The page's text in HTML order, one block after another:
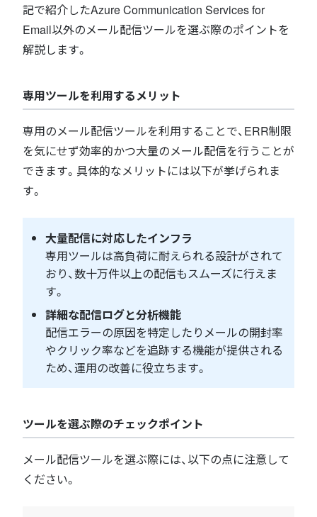
記で紹介したAzure Communication Services for
Email以外のメール配信ツールを選ぶ際のポイントを
解説します。
専用ツールを利用するメリット
専用のメール配信ツールを利用することで、ERR制限
を気にせず効率的かつ大量のメール配信を行うことが
できます。具体的なメリットには以下が挙げられま
す。
大量配信に対応したインフラ
専用ツールは高負荷に耐えられる設計がされて
おり、数十万件以上の配信もスムーズに行えま
す。
詳細な配信ログと分析機能
配信エラーの原因を特定したりメールの開封率
やクリック率などを追跡する機能が提供される
ため、運用の改善に役立ちます。
ツールを選ぶ際のチェックポイント
メール配信ツールを選ぶ際には、以下の点に注意して
ください。